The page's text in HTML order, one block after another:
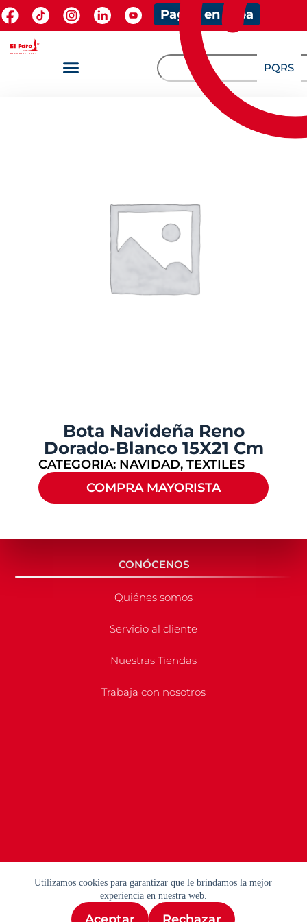
Utilizamos cookies para garantizar que le brindamos la mejor
experiencia en nuestra web.
Pagos en línea
PQRS
Bota Navideña Reno
Dorado-Blanco 15X21 Cm
CATEGORIA: NAVIDAD, TEXTILES
COMPRA MAYORISTA
CONÓCENOS
Quiénes somos
Servicio al cliente
Nuestras Tiendas
Trabaja con nosotros